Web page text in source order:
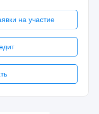
на участие